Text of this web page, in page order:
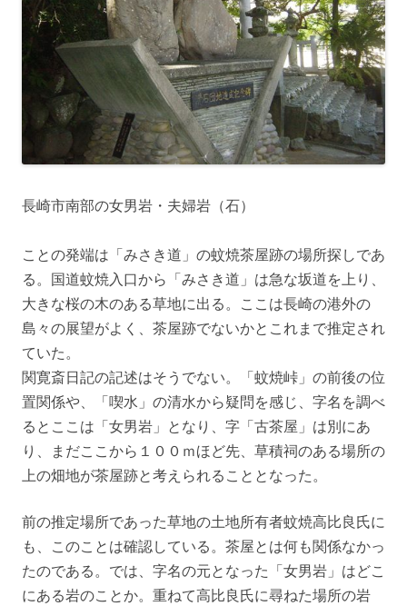
長崎市南部の女男岩・夫婦岩（石）
ことの発端は「みさき道」の蚊焼茶屋跡の場所探しであ
る。国道蚊焼入口から「みさき道」は急な坂道を上り、
大きな桜の木のある草地に出る。ここは長崎の港外の
島々の展望がよく、茶屋跡でないかとこれまで推定され
ていた。
関寛斎日記の記述はそうでない。「蚊焼峠」の前後の位
置関係や、「喫水」の清水から疑問を感じ、字名を調べ
るとここは「女男岩」となり、字「古茶屋」は別にあ
り、まだここから１００ｍほど先、草積祠のある場所の
上の畑地が茶屋跡と考えられることとなった。
前の推定場所であった草地の土地所有者蚊焼高比良氏に
も、このことは確認している。茶屋とは何も関係なかっ
たのである。では、字名の元となった「女男岩」はどこ
にある岩のことか。重ねて高比良氏に尋ねた場所の岩